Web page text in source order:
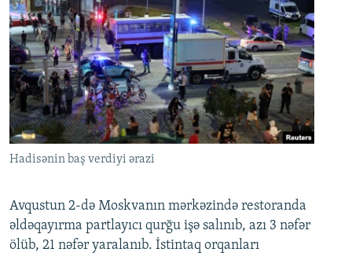
Hadisənin baş verdiyi ərazi
Avqustun 2-də Moskvanın mərkəzində restoranda
əldəqayırma partlayıcı qurğu işə salınıb, azı 3 nəfər
ölüb, 21 nəfər yaralanıb. İstintaq orqanları